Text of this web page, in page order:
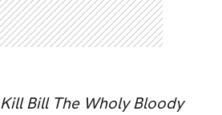
Kill Bill The Wholy Bloody